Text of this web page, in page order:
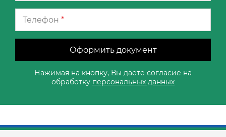
Телефон *
Оформить документ
Нажимая на кнопку, Вы даете согласие на
обработку персональных данных